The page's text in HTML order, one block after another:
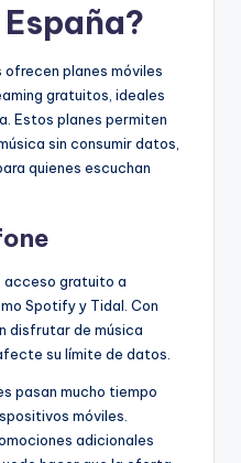
ofrecen planes móviles
gratuitos, ideales
Estos planes permiten
sin consumir datos,
quienes escuchan
acceso gratuito a
Spotify y Tidal. Con
disfrutar de música
su límite de datos.
pasan mucho tiempo
móviles.
adicionales